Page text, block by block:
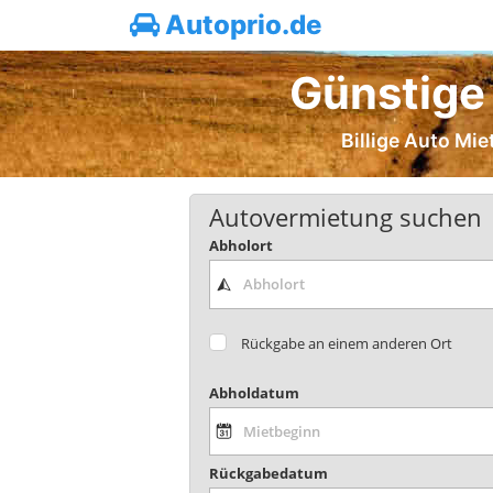
Autoprio.de
Billige Auto
Autovermietung suchen
Abholort
Rückgabe an einem anderen Ort
Abholdatum
Rückgabedatum